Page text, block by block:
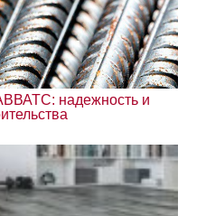
надежность и